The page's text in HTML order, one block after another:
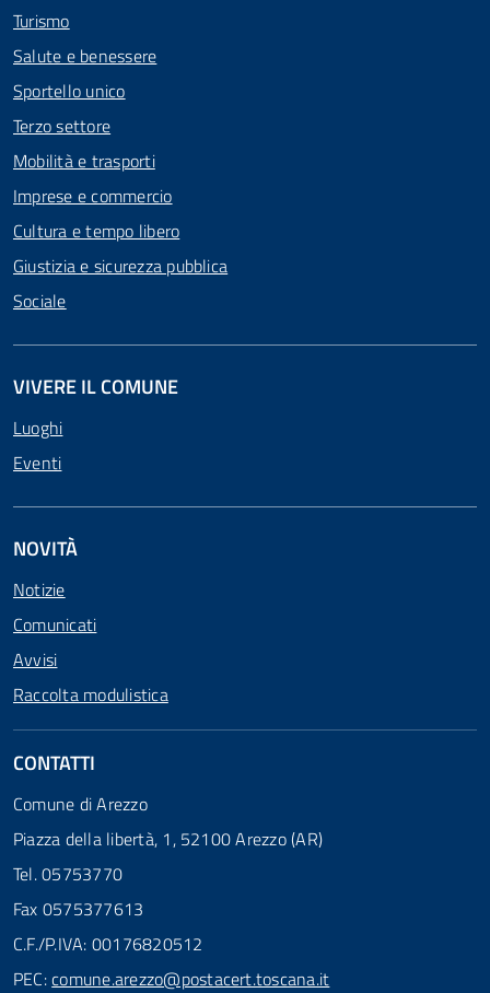
Turismo
Salute e benessere
Sportello unico
Terzo settore
Mobilità e trasporti
Imprese e commercio
Cultura e tempo libero
Giustizia e sicurezza pubblica
Sociale
VIVERE IL COMUNE
Luoghi
Eventi
NOVITÀ
Notizie
Comunicati
Avvisi
Raccolta modulistica
CONTATTI
Comune di Arezzo
Piazza della libertà, 1, 52100 Arezzo (AR)
Tel. 05753770
Fax 0575377613
C.F./P.IVA: 00176820512
PEC:comune.arezzo@postacert.toscana.it